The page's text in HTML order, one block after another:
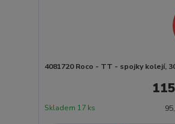
4081720 Roco - TT - spojky kolejí,
Skladem 17 ks